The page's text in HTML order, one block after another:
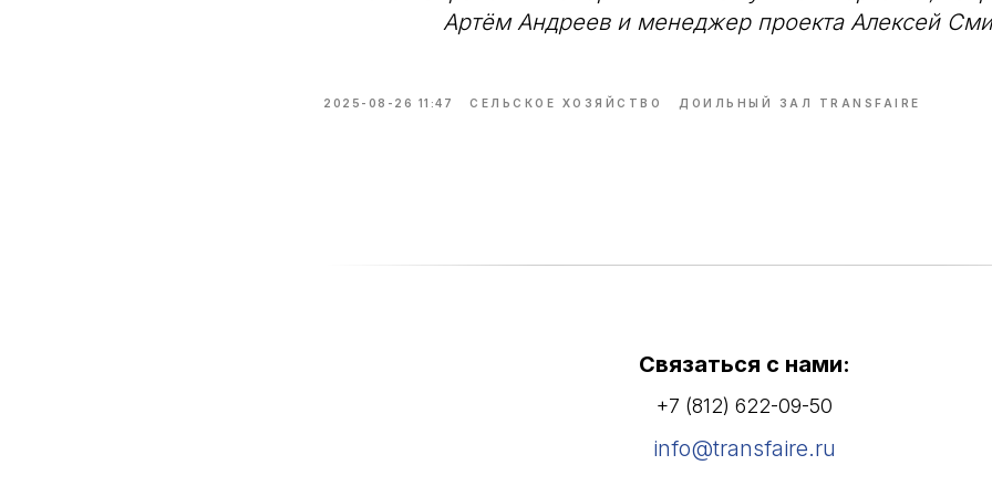
Артём Андреев и менеджер проекта Алексей
2025-08-26 11:47 СЕЛЬСКОЕ ХОЗЯЙСТВО ДОИЛЬНЫЙ ЗАЛ TRANSFAIRE
Связаться с нами:
+7 (812) 622-09-50
info@transfaire.ru